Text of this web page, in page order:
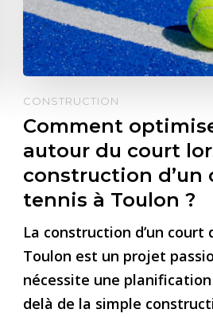
CONSTRUCTION
Comment
autour du court
construction d’un
tennis à Toulon ?
La construction d’un court
Toulon est un projet
nécessite une
delà de la simple